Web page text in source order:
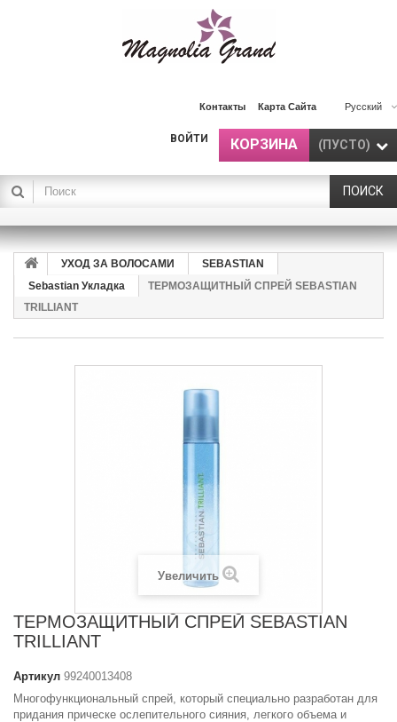
Русский
Контакты Карта Сайта
КОРЗИНА (ПУСТО)
ВОЙТИ
ПОИСК
УХОД ЗА ВОЛОСАМИ
SEBASTIAN
Sebastian Укладка
ТЕРМОЗАЩИТНЫЙ СПРЕЙ SEBASTIAN
TRILLIANT
Увеличить
ТЕРМОЗАЩИТНЫЙ СПРЕЙ SEBASTIAN
TRILLIANT
Артикул 99240013408
М ногофункциональный спрей, который специально разработан для
придания прическе ослепительного сияния, легкого объема и